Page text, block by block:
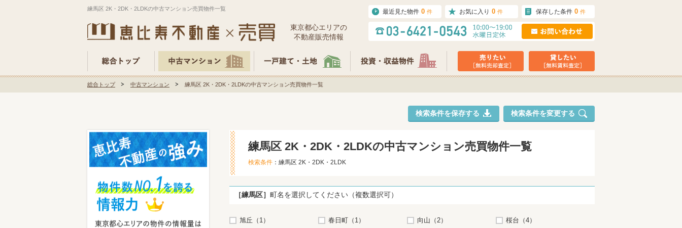
練馬区 2K・2DK・2LDKの中古マンション売買物件一覧
東京都⼼エリアの
不動産販売情報
最近見た物件 0 件 お気に入り 0 件 保存した条件 0 件
総合トップ 中古マンション 練馬区 2K・2DK・2LDKの中古マンション売買物件一覧
検索条件を変更する
検索条件を保存する
練馬区 2K・2DK・2LDKの中古マンション売買物件一覧
検索条件 ：練馬区 2K・2DK・2LDK
［練馬区］ 町名を選択してください（複数選択可）
旭丘（1） 春日町（1） 向山（2）
桜台（4）